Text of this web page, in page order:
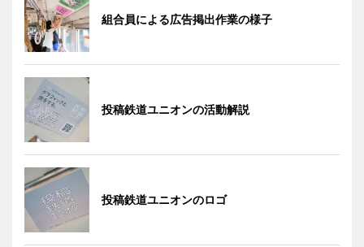
組合員による広告掲出作業の様子
投稿鉄道ユニオンの活動解説
投稿鉄道ユニオンのロゴ